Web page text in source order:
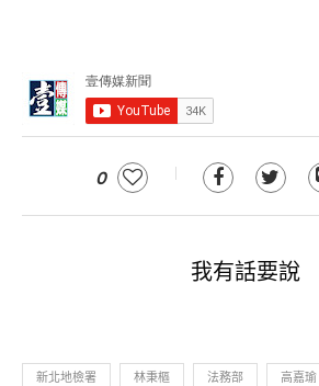
0
我有話要說
新北地檢署 林秉樞 法務部 高嘉瑜